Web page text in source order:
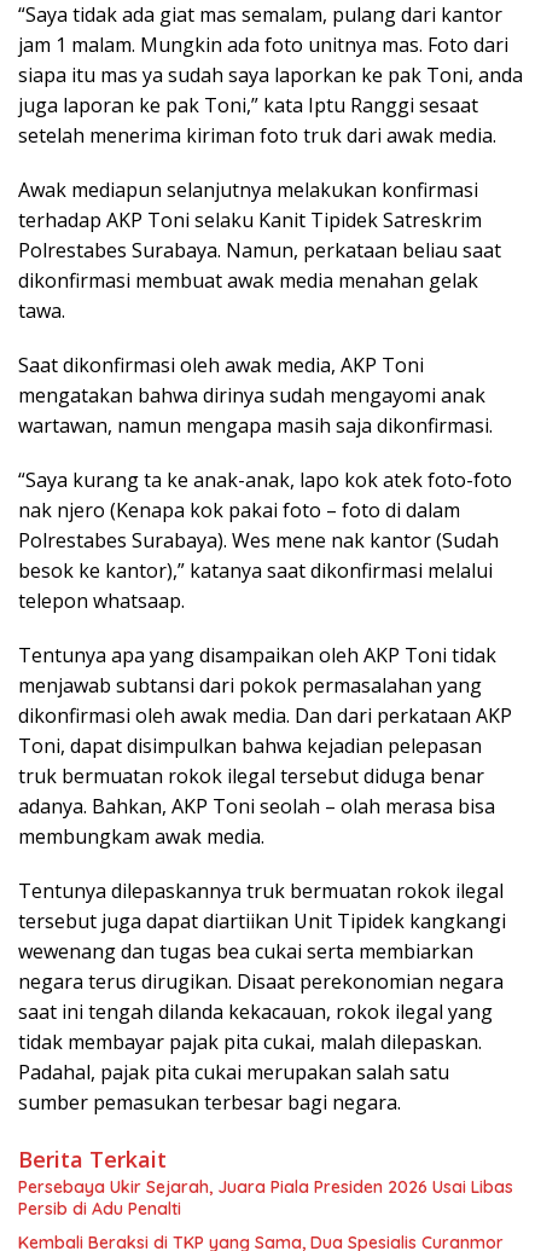
“Saya tidak ada giat mas semalam, pulang dari kantor
jam 1 malam. Mungkin ada foto unitnya mas. Foto dari
siapa itu mas ya sudah saya laporkan ke pak Toni, anda
juga laporan ke pak Toni,” kata Iptu Ranggi sesaat
setelah menerima kiriman foto truk dari awak media.
Awak mediapun selanjutnya melakukan konfirmasi
terhadap AKP Toni selaku Kanit Tipidek Satreskrim
Polrestabes Surabaya. Namun, perkataan beliau saat
dikonfirmasi membuat awak media menahan gelak
tawa.
Saat dikonfirmasi oleh awak media, AKP Toni
mengatakan bahwa dirinya sudah mengayomi anak
wartawan, namun mengapa masih saja dikonfirmasi.
“Saya kurang ta ke anak-anak, lapo kok atek foto-foto
nak njero (Kenapa kok pakai foto – foto di dalam
Polrestabes Surabaya). Wes mene nak kantor (Sudah
besok ke kantor),” katanya saat dikonfirmasi melalui
telepon whatsaap.
Tentunya apa yang disampaikan oleh AKP Toni tidak
menjawab subtansi dari pokok permasalahan yang
dikonfirmasi oleh awak media. Dan dari perkataan AKP
Toni, dapat disimpulkan bahwa kejadian pelepasan
truk bermuatan rokok ilegal tersebut diduga benar
adanya. Bahkan, AKP Toni seolah – olah merasa bisa
membungkam awak media.
Tentunya dilepaskannya truk bermuatan rokok ilegal
tersebut juga dapat diartiikan Unit Tipidek kangkangi
wewenang dan tugas bea cukai serta membiarkan
negara terus dirugikan. Disaat perekonomian negara
saat ini tengah dilanda kekacauan, rokok ilegal yang
tidak membayar pajak pita cukai, malah dilepaskan.
Padahal, pajak pita cukai merupakan salah satu
sumber pemasukan terbesar bagi negara.
Berita Terkait
Persebaya Ukir Sejarah, Juara Piala Presiden 2026 Usai Libas
Persib di Adu Penalti
Kembali Beraksi di TKP yang Sama, Dua Spesialis Curanmor